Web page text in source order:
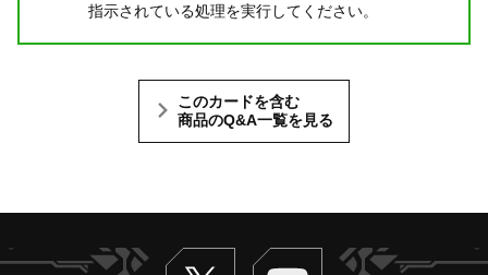
指示されている処理を実行してください。
このカードを含む
商品のQ&A一覧を見る
Twitter ヴァンガードch